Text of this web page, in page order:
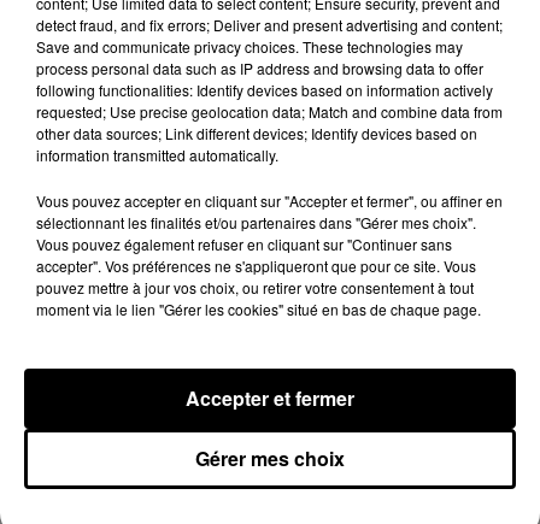
Stars'Terre 2026 : Philippe Palmieri dévoile
les ambitions d'un...
À quelques semaines de la première édition de
Château de Courtalain, Philippe Palmieri, président...
LES JEUX
detect fraud, and fix errors; Deliver and present advertising and content;
Save and communicate privacy choices. These technologies may
process personal data such as IP address and browsing data to offer
following functionalities: Identify devices based on information actively
requested; Use precise geolocation data; Match and combine data from
other data sources; Link different devices; Identify devices based on
information transmitted automatically.
Vous pouvez accepter en cliquant sur "Accepter et fermer", ou affiner en
sélectionnant les finalités et/ou partenaires dans "Gérer mes choix".
Vous pouvez également refuser en cliquant sur "Continuer sans
accepter". Vos préférences ne s'appliqueront que pour ce site. Vous
pouvez mettre à jour vos choix, ou retirer votre consentement à tout
moment via le lien "Gérer les cookies" situé en bas de chaque page.
Gérer mes choix
Accepter et fermer